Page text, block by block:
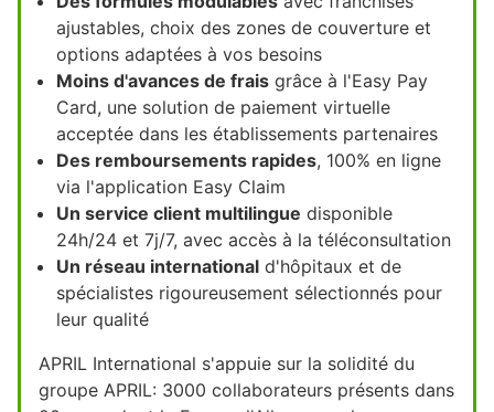
ajustables, choix des zones de couverture et
options adaptées à vos besoins
Moins d'avances de frais grâce à l'Easy Pay
Card, une solution de paiement virtuelle
acceptée dans les établissements partenaires
Des remboursements rapides, 100% en ligne
via l'application Easy Claim
Un service client multilingue disponible
24h/24 et 7j/7, avec accès à la téléconsultation
Un réseau international d'hôpitaux et de
spécialistes rigoureusement sélectionnés pour
leur qualité
APRIL International s'appuie sur la solidité du
groupe APRIL: 3000 collaborateurs présents dans